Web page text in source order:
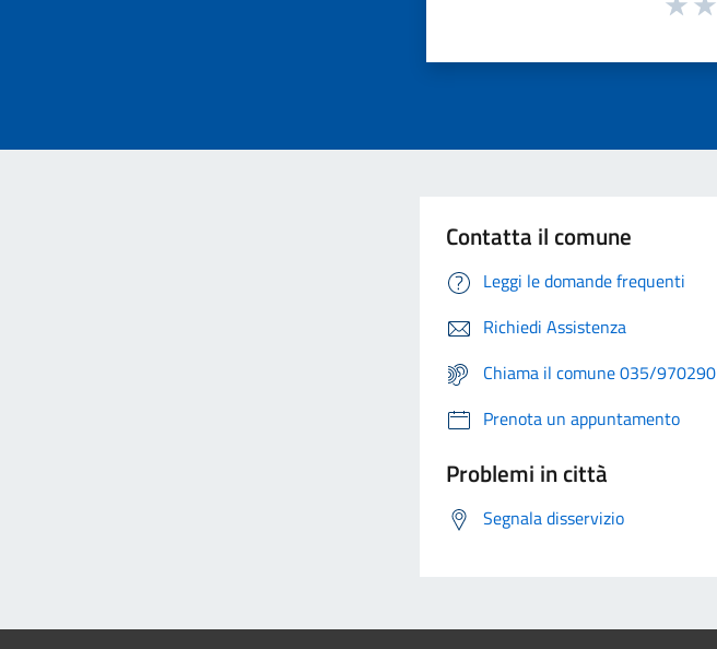
Contatta il comune
Leggi le domande frequenti
Richiedi Assistenza
Chiama il comune 035/970290
Prenota un appuntamento
Problemi in città
Segnala disservizio